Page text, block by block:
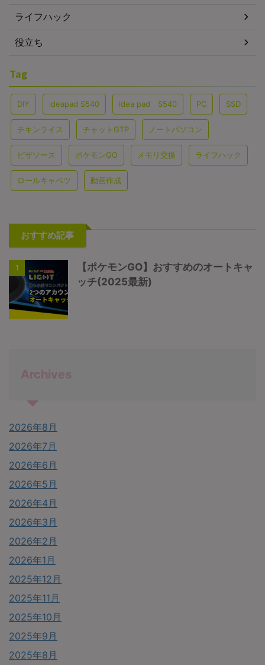
ライフハック
役立ち
Tag
DIY ideapad S540 idea pad S540 PC SSD
チキンライス チャットGTP ノートパソコン
ピザソース ポケモンGO メモリ交換 ライフハック
ロールキャベツ 動画作成
おすすめ記事
1
【ポケモンGO】おすすめのオートキャ
ッチ(2025最新)
Archives
2026年8月
2026年7月
2026年6月
2026年5月
2026年4月
2026年3月
2026年2月
2026年1月
2025年12月
2025年11月
2025年10月
2025年9月
2025年8月